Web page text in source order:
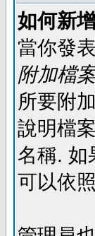
如何新
當你發
附加檔
所要附
說明檔
名稱. 如
可以依